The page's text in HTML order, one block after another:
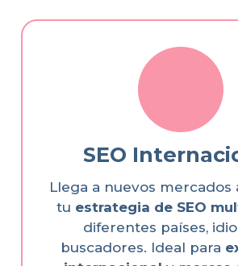
SEO
Llega a nuevos mercados
tu estrategia de SEO
diferentes países,
buscadores. Ideal para